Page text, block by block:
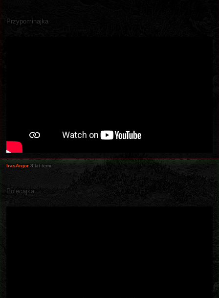
Przypominajka
IrasArgor 8 lat temu
Polecajka